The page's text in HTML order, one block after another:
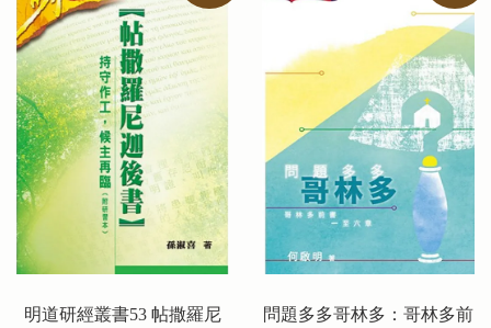
明道研經叢書53 帖撒羅尼
問題多多哥林多：哥林多前